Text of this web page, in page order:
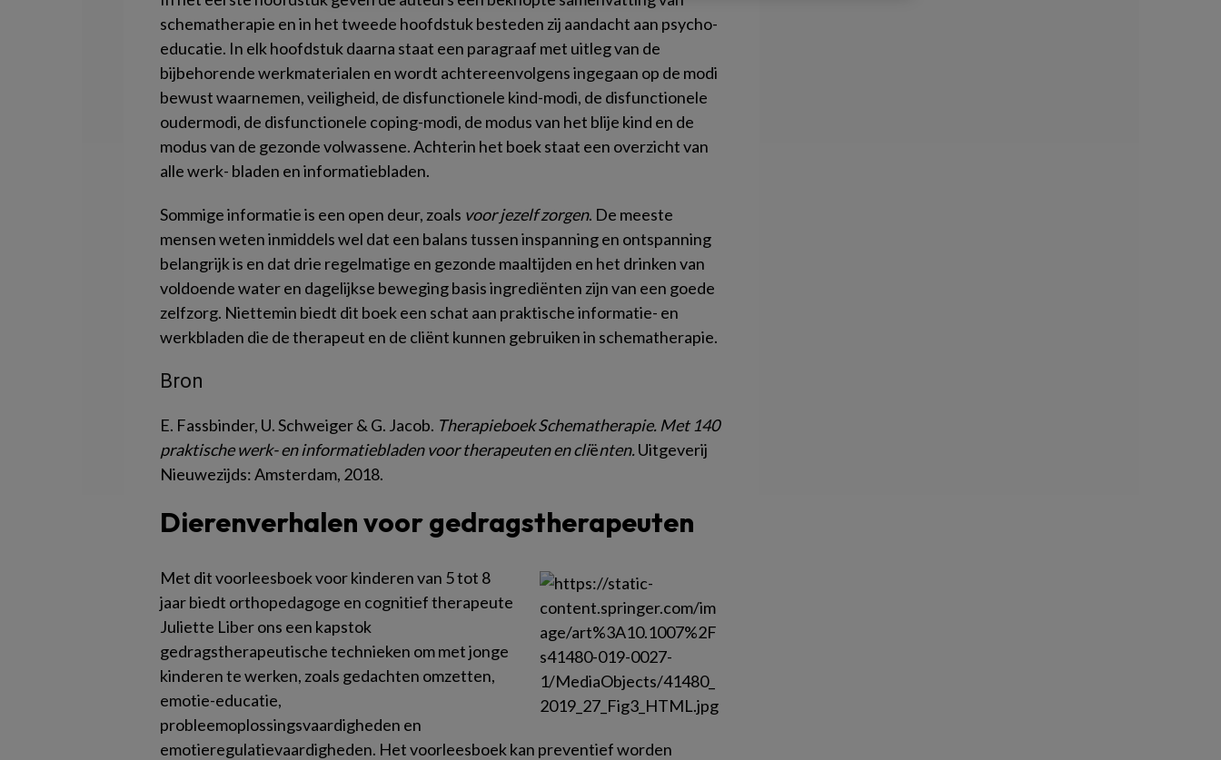
schematherapie en in het tweede hoofdstuk besteden zij aandacht aan psycho-
educatie. In elk hoofdstuk daarna staat een paragraaf met uitleg van de
bijbehorende werkmaterialen en wordt achtereenvolgens ingegaan op de modi
bewust waarnemen, veiligheid, de disfunctionele kind-modi, de disfunctionele
oudermodi, de disfunctionele coping-modi, de modus van het blije kind en de
modus van de gezonde volwassene. Achterin het boek staat een overzicht van
alle werk- bladen en informatiebladen.
Sommige informatie is een open deur, zoals voor jezelf zorgen. De meeste
mensen weten inmiddels wel dat een balans tussen inspanning en ontspanning
belangrijk is en dat drie regelmatige en gezonde maaltijden en het drinken van
voldoende water en dagelijkse beweging basis ingrediënten zijn van een goede
zelfzorg. Niettemin biedt dit boek een schat aan praktische informatie- en
werkbladen die de therapeut en de cliënt kunnen gebruiken in schematherapie.
Bron
E. Fassbinder, U. Schweiger & G. Jacob. Therapieboek Schematherapie. Met 140
praktische werk- en informatiebladen voor therapeuten en cliënten.Uitgeverij
Nieuwezijds: Amsterdam, 2018.
Dierenverhalen voor gedragstherapeuten
Met dit voorleesboek voor kinderen van 5 tot 8
jaar biedt orthopedagoge en cognitief therapeute
Juliette Liber ons een kapstok
gedragstherapeutische technieken om met jonge
kinderen te werken, zoals gedachten omzetten,
emotie-educatie,
probleemoplossingsvaardigheden en
emotieregulatievaardigheden. Het voorleesboek kan preventief worden